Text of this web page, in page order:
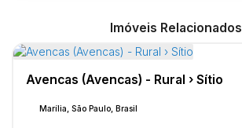
Imóveis Relacionados
Avencas (Avencas) - Rural › Sítio
Marília, São Paulo, Brasil